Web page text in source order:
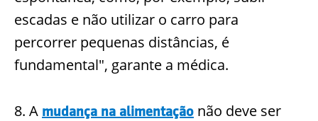
escadas e não utilizar o carro para
percorrer pequenas distâncias, é
fundamental", garante a médica.
8. A mudança na alimentação não deve ser